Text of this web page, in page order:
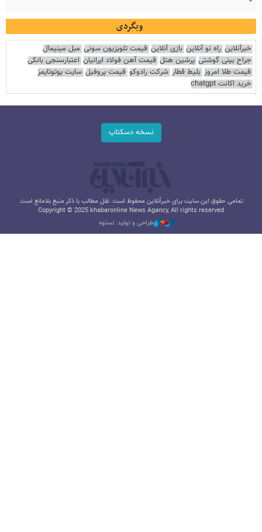
وبگردی
خبرآنلاین راه نو آنلاین بازی آنلاین قیمت تلویزیون سونی مبل مینیمال
جراح بینی گوشتی پرشین هتل قیمت آهن فولاد ایرانیان اعتبارسنجی بانکی
قیمت طلا امروز بلیط قطار شرکت رادوکو قیمت پروفیل سایت یوتوتایمز
خرید اکانت chatgpt
نسخه دسکتاپ
تمامی حقوق این سایت برای خبرآنلاین محفوظ است. نقل مطالب با ذکر منبع بلامانع است.
Copyright © 2025 khabaronline News Agancy, All rights reserved
طراحی و تولید: نستوه